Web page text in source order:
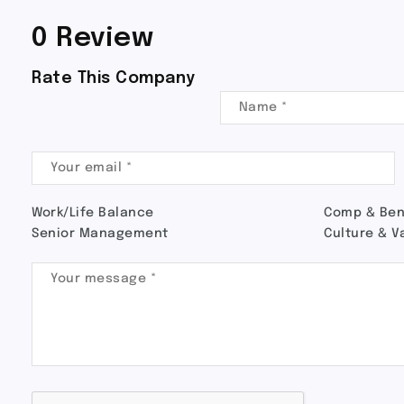
0 Review
Rate This Company
Work/Life Balance
Comp &
Senior Management
Culture &